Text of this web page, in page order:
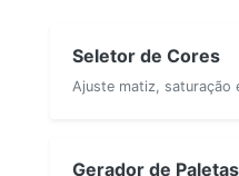
Seletor de Cores
Ajuste matiz, saturação
Gerador de Paletas